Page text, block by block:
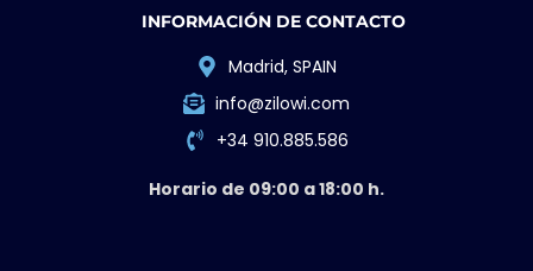
INFORMACIÓN DE CONTACTO
Madrid, SPAIN
info@zilowi.com
+34 910.885.586
Horario de 09:00 a 18:00 h.